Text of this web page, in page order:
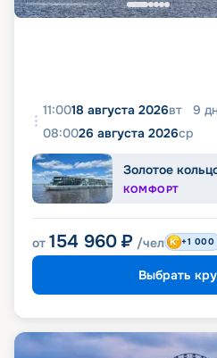
11:0018 августа 2026вт 9
08:0026 августа 2026ср
Золотое
КОМФОРТ
от 154 960 ₽ /чел +1 000
Выбрать